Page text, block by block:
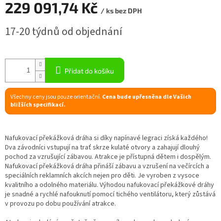
229 091,74 Kč / ks bez DPH
cena:
17-20 týdnů od objednání
Přidat do košíku
Všechny ceny jsou pouze orientační. Cena bude upřesněna dle Vašich
bližších specifikací.
Nafukovací překážková dráha si díky napínavé legraci získá každého!
Dva závodníci vstupují na trať skrze kulaté otvory a zahajují dlouhý
pochod za vzrušující zábavou. Atrakce je přístupná dětem i dospělým.
Nafukovací překážková dráha přináší zábavu a vzrušení na večírcích a
speciálních reklamních akcích nejen pro děti. Je vyroben z vysoce
kvalitního a odolného materiálu. Výhodou nafukovací překážkové dráhy
je snadné a rychlé nafouknutí pomocí tichého ventilátoru, který zůstává
v provozu po dobu používání atrakce.